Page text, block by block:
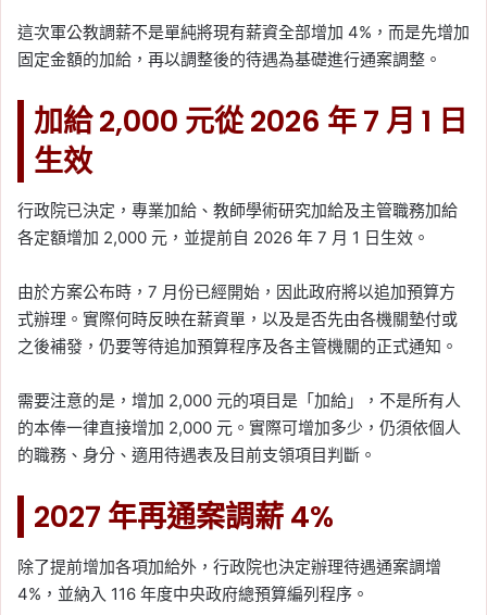
這次軍公教調薪不是單純將現有薪資全部增加 4%，而是先增加
固定金額的加給，再以調整後的待遇為基礎進行通案調整。
加給 2,000 元從 2026 年 7 月 1 日
生效
行政院已決定，專業加給、教師學術研究加給及主管職務加給
各定額增加 2,000 元，並提前自 2026 年 7 月 1 日生效。
由於方案公布時，7 月份已經開始，因此政府將以追加預算方
式辦理。實際何時反映在薪資單，以及是否先由各機關墊付或
之後補發，仍要等待追加預算程序及各主管機關的正式通知。
需要注意的是，增加 2,000 元的項目是「加給」，不是所有人
的本俸一律直接增加 2,000 元。實際可增加多少，仍須依個人
的職務、身分、適用待遇表及目前支領項目判斷。
2027 年再通案調薪 4%
除了提前增加各項加給外，行政院也決定辦理待遇通案調增
4%，並納入 116 年度中央政府總預算編列程序。